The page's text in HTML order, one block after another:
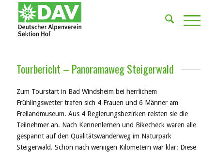
Tourbericht – Panoramaweg Steigerwald
Zum Tourstart in Bad Windsheim bei herrlichem
Frühlingswetter trafen sich 4 Frauen und 6 Männer am
Freilandmuseum. Aus 4 Regierungsbezirken reisten sie die
Teilnehmer an. Nach Kennenlernen und Bikecheck waren alle
gespannt auf den Qualitätswanderweg im Naturpark
Steigerwald. Schon nach weniigen Kilometern war klar: Diese